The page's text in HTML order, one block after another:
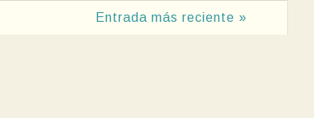
Entrada más reciente »